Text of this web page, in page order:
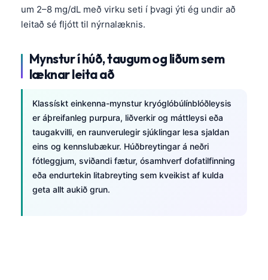
leitað sé fljótt til nýrnalæknis.
læknar leita að
er áþreifanleg purpura, liðverkir og máttleysi eða
taugakvilli, en raunverulegir sjúklingar lesa sjaldan
eins og kennslubækur. Húðbreytingar á neðri
fótleggjum, sviðandi fætur, ósamhverf dofatilfinning
eða endurtekin litabreyting sem kveikist af kulda
geta allt aukið grun.
Cebuano
ئۇيغۇرچە
Кыргызча
Татар теле
Беларуская мова
Frysk
Ślōnskŏ gŏdka
Norsk bokmål